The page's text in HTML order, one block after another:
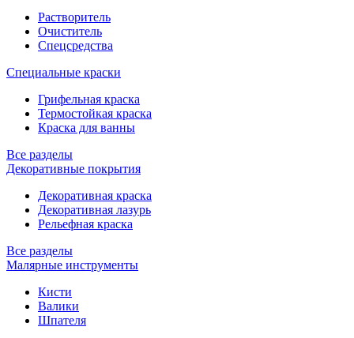
Растворитель
Очиститель
Спецсредства
Специальные краски
Грифельная краска
Термостойкая краска
Краска для ванны
Все разделы
Декоративные покрытия
Декоративная краска
Декоративная лазурь
Рельефная краска
Все разделы
Малярные инструменты
Кисти
Валики
Шпателя